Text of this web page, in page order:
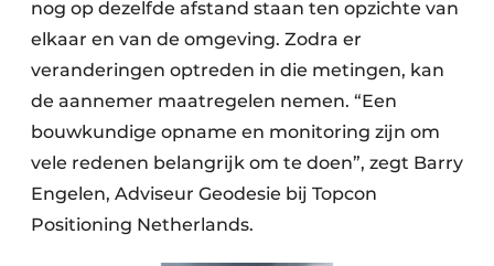
nog op dezelfde afstand staan ten opzichte van
elkaar en van de omgeving. Zodra er
veranderingen optreden in die metingen, kan
de aannemer maatregelen nemen. “Een
bouwkundige opname en monitoring zijn om
vele redenen belangrijk om te doen”, zegt Barry
Engelen, Adviseur Geodesie bij Topcon
Positioning Netherlands.